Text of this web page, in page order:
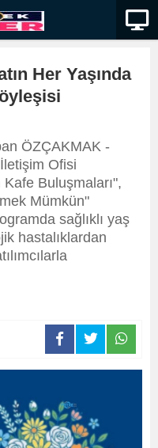
Her Yaşında
ÖZÇAKMAK -
Ofisi
Buluşmaları",
Mümkün"
sağlıklı yaş
hastalıklardan